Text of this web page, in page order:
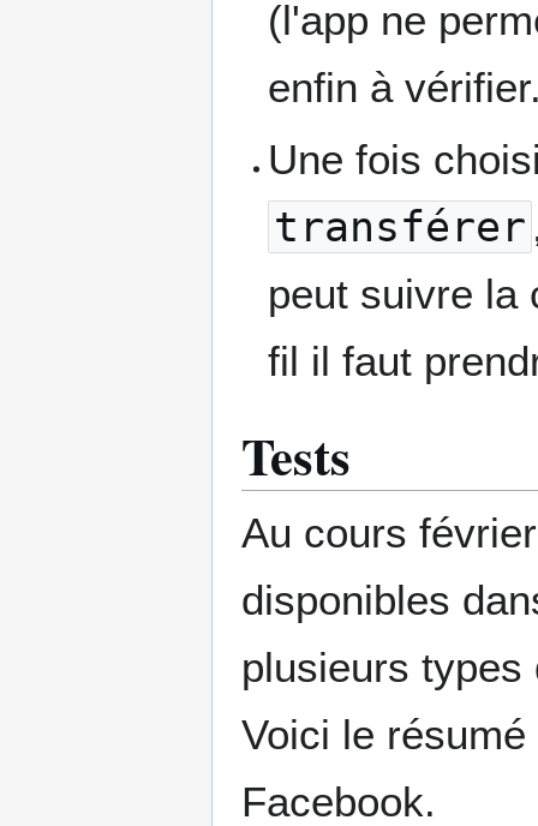
(l'app ne
enfin à
Une fois
transférer
peut suivre la
fil il faut
Tests
Au cours
disponibles
plusieurs
Voici le
Facebook.